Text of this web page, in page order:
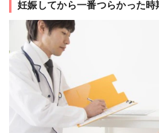
妊娠してから一番つらかった時